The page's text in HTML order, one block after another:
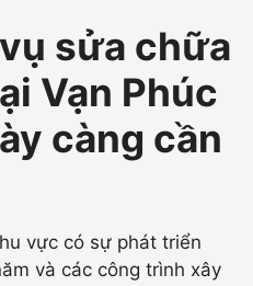
sửa chữa
Vạn Phúc
càng cần
vực có sự phát triển
và các công trình xây